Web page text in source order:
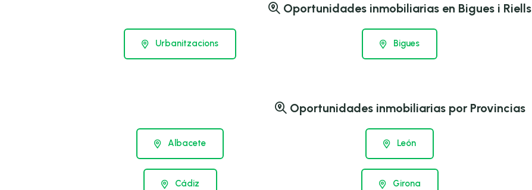
Oportunidades inmobiliarias en Bigues i Riells
Urbanitzacions Bigues
Oportunidades inmobiliarias por Provincias
Albacete León
Cádiz Girona